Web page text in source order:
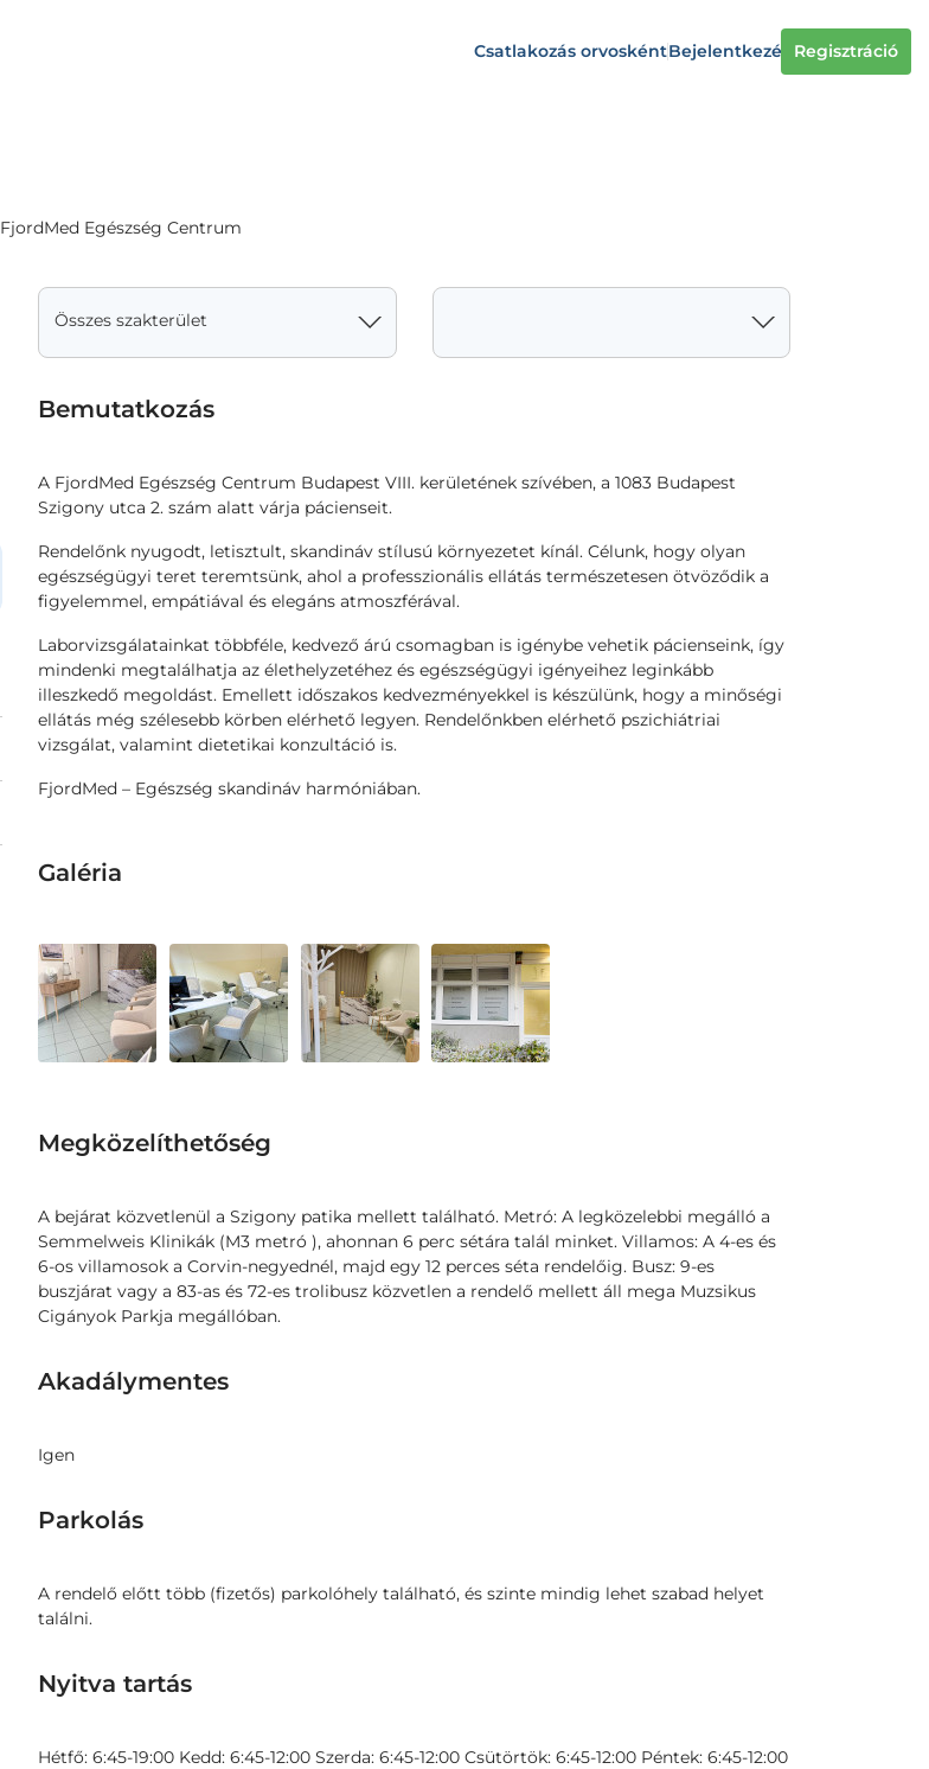
Csatlakozás orvoskéntBejelentkezés Regisztráció
FjordMed Egészség Centrum
Összes szakterület
Bemutatkozás
A FjordMed Egészség Centrum Budapest VIII. kerületének szívében, a 1083 Budapest
Szigony utca 2. szám alatt várja pácienseit.
Rendelőnk nyugodt, letisztult, skandináv stílusú környezetet kínál. Célunk, hogy olyan
egészségügyi teret teremtsünk, ahol a professzionális ellátás természetesen ötvöződik a
figyelemmel, empátiával és elegáns atmoszférával.
Laborvizsgálatainkat többféle, kedvező árú csomagban is igénybe vehetik pácienseink, így
mindenki megtalálhatja az élethelyzetéhez és egészségügyi igényeihez leginkább
illeszkedő megoldást. Emellett időszakos kedvezményekkel is készülünk, hogy a minőségi
ellátás még szélesebb körben elérhető legyen. Rendelőnkben elérhető pszichiátriai
vizsgálat, valamint dietetikai konzultáció is.
FjordMed – Egészség skandináv harmóniában.
Galéria
Megközelíthetőség
A bejárat közvetlenül a Szigony patika mellett található. Metró: A legközelebbi megálló a
Semmelweis Klinikák (M3 metró ), ahonnan 6 perc sétára talál minket. Villamos: A 4-es és
6-os villamosok a Corvin-negyednél, majd egy 12 perces séta rendelőig. Busz: 9-es
buszjárat vagy a 83-as és 72-es trolibusz közvetlen a rendelő mellett áll mega Muzsikus
Cigányok Parkja megállóban.
Akadálymentes
Igen
Parkolás
A rendelő előtt több (fizetős) parkolóhely található, és szinte mindig lehet szabad helyet
találni.
Nyitva tartás
Hétfő: 6:45-19:00 Kedd: 6:45-12:00 Szerda: 6:45-12:00 Csütörtök: 6:45-12:00 Péntek: 6:45-12:00